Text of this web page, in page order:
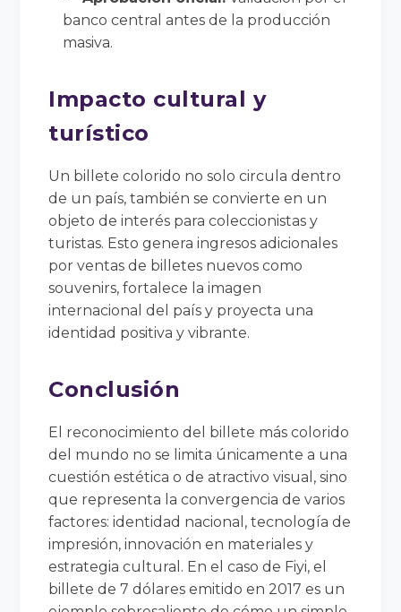
banco central antes de la producción
masiva.
Impacto cultural y
turístico
Un billete colorido no solo circula dentro
de un país, también se convierte en un
objeto de interés para coleccionistas y
turistas. Esto genera ingresos adicionales
por ventas de billetes nuevos como
souvenirs, fortalece la imagen
internacional del país y proyecta una
identidad positiva y vibrante.
Conclusión
El reconocimiento del billete más colorido
del mundo no se limita únicamente a una
cuestión estética o de atractivo visual, sino
que representa la convergencia de varios
factores: identidad nacional, tecnología de
impresión, innovación en materiales y
estrategia cultural. En el caso de Fiyi, el
billete de 7 dólares emitido en 2017 es un